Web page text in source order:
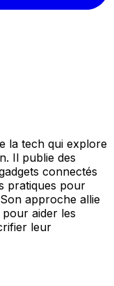
la tech qui explore
Il publie des
connectés
pratiques pour
approche allie
aider les
leur